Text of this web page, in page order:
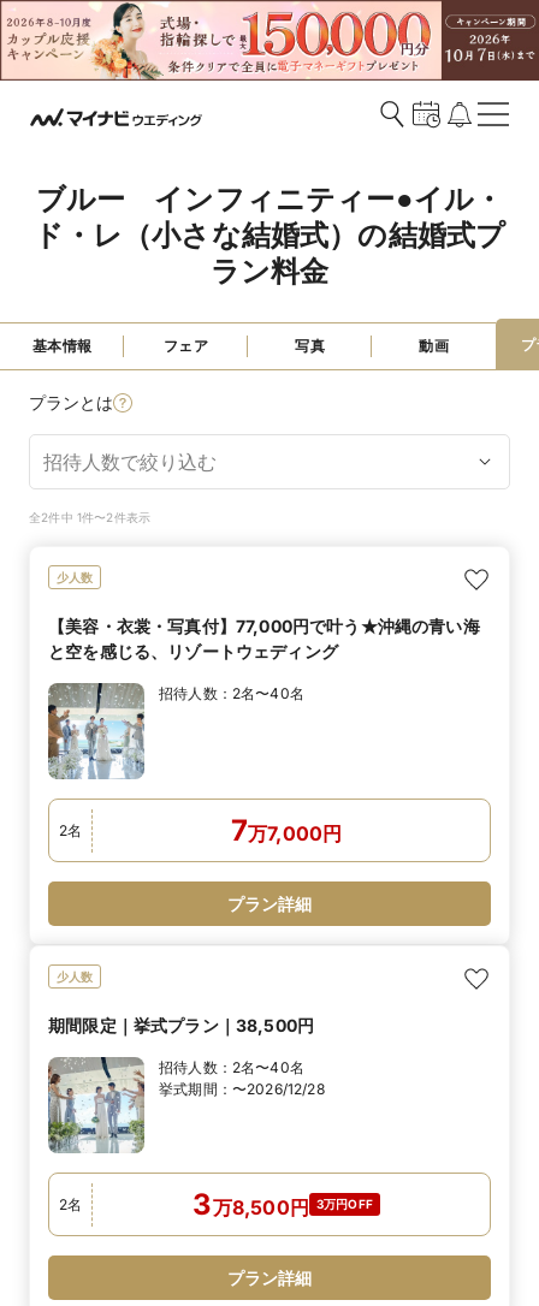
ブルー　インフィニティー●イル・
ド・レ（小さな結婚式）の結婚式プ
ラン料金
基本情報 フェア 写真 動画
プランとは
全2件中 1件〜2件表示
少人数
【美容・衣裳・写真付】77,000円で叶う★沖縄の青い海
と空を感じる、リゾートウェディング
招待人数： 2名〜40名
2名 7万7,000円
プラン詳細
少人数
期間限定｜挙式プラン｜38,500円
招待人数： 2名〜40名
挙式期間： 〜2026/12/28
2名 3万8,500円 3万円OFF
プラン詳細